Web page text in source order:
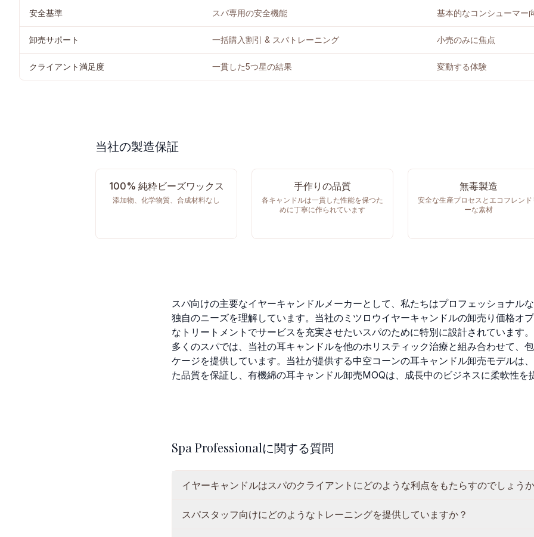
安全基準 スパ専用の安全機能 基本的なコンシューマー
卸売サポート 一括購入割引 & スパトレーニング 小売のみに焦点
クライアント満足度 一貫した5つ星の結果 変動する体験
当社の製造保証
100% 純粋ビーズワックス
添加物、化学物質、合成材料なし
手作りの品質
各キャンドルは一貫した性能を保つた
めに丁寧に作られています
無毒製造
安全な生産プロセスとエコフレンド
ーな素材
スパ向けの主要なイヤーキャンドルメーカーとして、私たちはプロフェッショナル
独自のニーズを理解しています。当社のミツロウイヤーキャンドルの卸売り価格オ
なトリートメントでサービスを充実させたいスパのために特別に設計されています。
多くのスパでは、当社の耳キャンドルを他のホリスティック治療と組み合わせて、
ケージを提供しています。当社が提供する中空コーンの耳キャンドル卸売モデルは
た品質を保証し、有機綿の耳キャンドル卸売MOQは、成長中のビジネスに柔軟性を
Spa Professionalに関する質問
イヤーキャンドルはスパのクライアントにどのような利点をもたらすのでしょう
スパスタッフ向けにどのようなトレーニングを提供していますか？